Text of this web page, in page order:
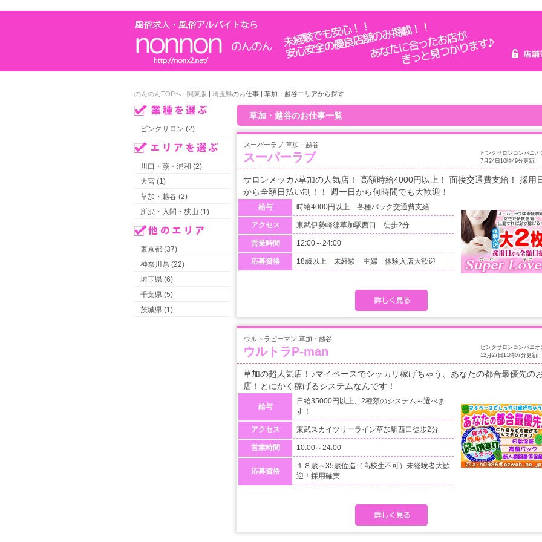
のんのんTOPへ | 関東版 | 埼玉県のお仕事 | 草加・越谷エリアから探す
草加・越谷のお仕事一覧
スーパーラブ 草加・越谷
スーパーラブ
ピンクサロンコンパニオ
7月24日10時49分更新!
サロンメッカ♪草加の人気店！ 高額時給4000円以上！ 面接交通費支給！ 採用
から全額日払い制！！ 週一日から何時間でも大歓迎！
給与 時給4000円以上 各種バック交通費支給
アクセス 東武伊勢崎線草加駅西口 徒歩2分
営業時間 12:00～24:00
応募資格 18歳以上 未経験 主婦 体験入店大歓迎
ウルトラピーマン 草加・越谷
ウルトラP-man
ピンクサロンコンパニオ
12月27日11時07分更新!
草加の超人気店！♪マイペースでシッカリ稼げちゃう、あなたの都合最優先の
店！とにかく稼げるシステムなんです！
給与
日給35000円以上、2種類のシステム～選べま
す！
アクセス 東武スカイツリーライン草加駅西口徒歩2分
営業時間 10:00～24:00
応募資格
１８歳～35歳位迄（高校生不可）未経験者大歓
迎！採用確実
ピンクサロン (2)
川口・蕨・浦和 (2)
大宮 (1)
草加・越谷 (2)
所沢・入間・狭山 (1)
東京都 (37)
神奈川県 (22)
埼玉県 (6)
千葉県 (5)
茨城県 (1)